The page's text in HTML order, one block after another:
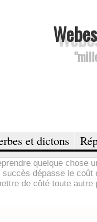
et dictons
quelque chose
dépasse le coût
de côté toute